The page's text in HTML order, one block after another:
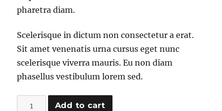
pharetra diam.
Scelerisque in dictum non consectetur a erat.
Sit amet venenatis urna cursus eget nunc
scelerisque viverra mauris. Eu non diam
phasellus vestibulum lorem sed.
Add to cart